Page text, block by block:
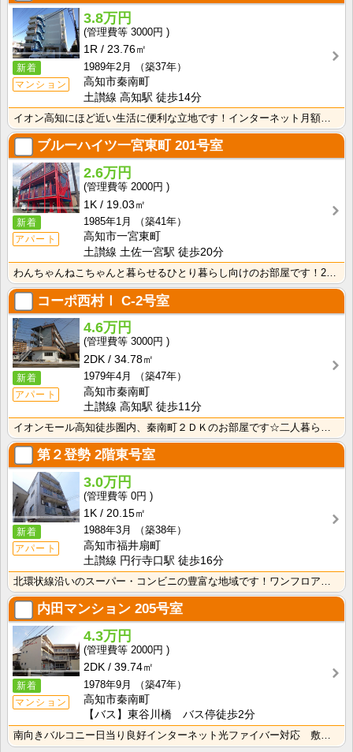
新着
マンション
3.8万円
3000円
1R
23.76㎡
1989年2月
（築37年）
高知市秦南町
土讃線 高知駅 徒歩14分
ブルーハイツ一宮東町 201号室
新着
アパート
2.6万円
2000円
1K
19.03㎡
1985年1月
（築41年）
高知市一宮東町
土讃線 土佐一宮駅 徒歩20分
コーポ西村Ⅰ C-2号室
新着
アパート
4.6万円
3000円
2DK
34.78㎡
1979年4月
（築47年）
高知市秦南町
土讃線 高知駅 徒歩11分
第２登勢 2階東号室
新着
アパート
3.0万円
0円
1K
20.15㎡
1988年3月
（築38年）
高知市福井扇町
土讃線 円行寺口駅 徒歩16分
北環状線沿いのスーパー・コンビニの豊富な地域です！ワンフロアに2世帯ずつなので窓が多く、風通しの良い･･･
内田マンション 205号室
新着
マンション
4.3万円
2000円
2DK
39.74㎡
1978年9月
（築47年）
高知市秦南町
【バス】東谷川橋 バス停徒歩2分
南向きバルコニー日当り良好インターネット光ファイバー対応 敷金・礼金0円！